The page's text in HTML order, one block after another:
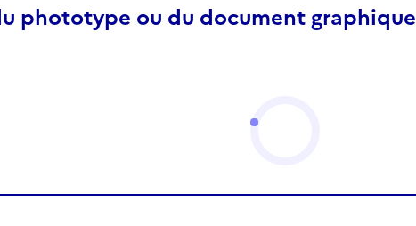
phototype ou du document graphique